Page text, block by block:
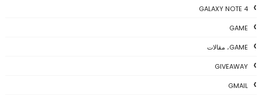
GALAXY NOTE 4
GAME
GAME، مقالات
GIVEAWAY
GMAIL